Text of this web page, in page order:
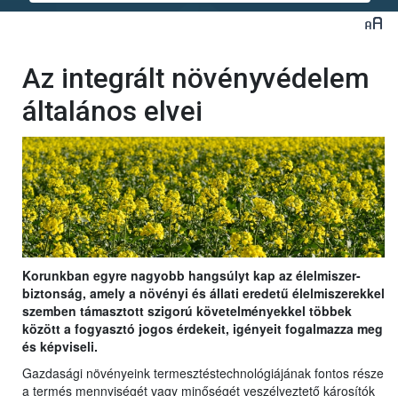
Az integrált növényvédelem
általános elvei
Korunkban egyre nagyobb hangsúlyt kap az élelmiszer-
biztonság, amely a növényi és állati eredetű élelmiszerekkel
szemben támasztott szigorú követelményekkel többek
között a fogyasztó jogos érdekeit, igényeit fogalmazza meg
és képviseli.
Gazdasági növényeink termesztéstechnológiájának fontos része
a termés mennyiségét vagy minőségét veszélyeztető károsítók